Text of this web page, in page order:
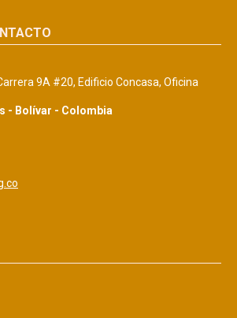
9A #20, Edificio Concasa, Oficina
- Bolívar - Colombia